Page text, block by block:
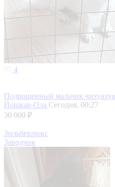
4
Подрощенный мальчик чихуахуа
Йошкар-Ола Сегодня, 00:27
30 000 ₽
Зильберлюкс
Заводчик